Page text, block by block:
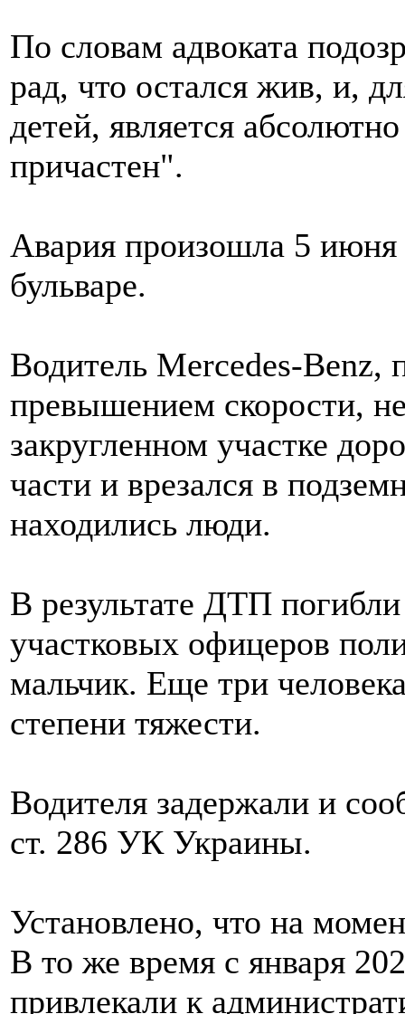
По словам адвоката
рад, что остался жив, и,
детей, является
причастен".
Авария произошла 5 июня
бульваре.
Водитель Mercedes-Benz,
превышением скорости,
закругленном участке
части и врезался в
находились люди.
В результате ДТП
участковых офицеров
мальчик. Еще три
степени тяжести.
Водителя задержали и
ст. 286 УК Украины.
Установлено, что на
В то же время с января
привлекали к